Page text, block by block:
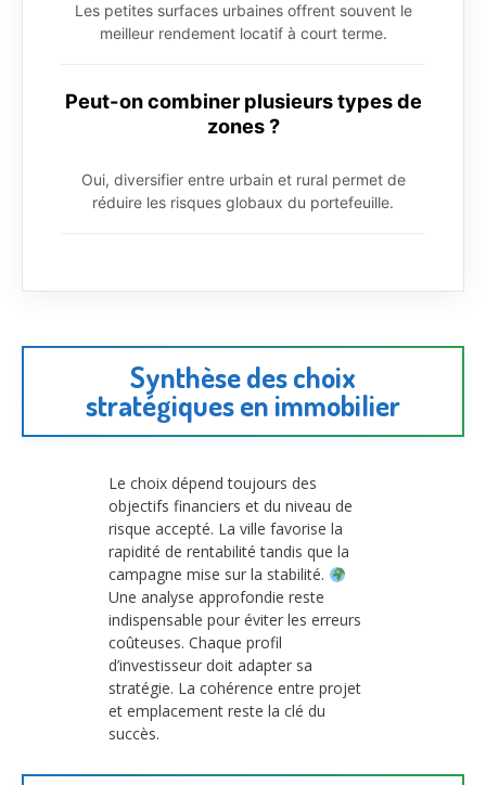
Les petites surfaces urbaines offrent souvent le
meilleur rendement locatif à court terme.
Peut-on combiner plusieurs types de
zones ?
Oui, diversifier entre urbain et rural permet de
réduire les risques globaux du portefeuille.
Synthèse des choix
stratégiques en immobilier
Le choix dépend toujours des
objectifs financiers et du niveau de
risque accepté. La ville favorise la
rapidité de rentabilité tandis que la
campagne mise sur la stabilité.
Une analyse approfondie reste
indispensable pour éviter les erreurs
coûteuses. Chaque profil
d’investisseur doit adapter sa
stratégie. La cohérence entre projet
et emplacement reste la clé du
succès.